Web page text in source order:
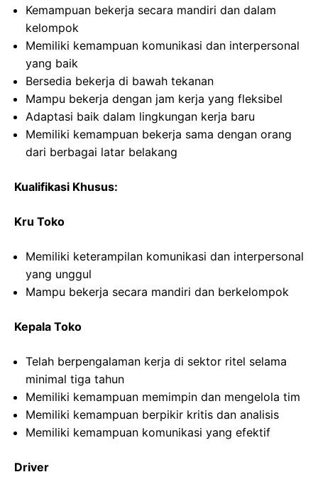
Kemampuan bekerja secara mandiri dan dalam
kelompok
Memiliki kemampuan komunikasi dan interpersonal
yang baik
Bersedia bekerja di bawah tekanan
Mampu bekerja dengan jam kerja yang fleksibel
Adaptasi baik dalam lingkungan kerja baru
Memiliki kemampuan bekerja sama dengan orang
dari berbagai latar belakang
Kualifikasi Khusus:
Kru Toko
Memiliki keterampilan komunikasi dan interpersonal
yang unggul
Mampu bekerja secara mandiri dan berkelompok
Kepala Toko
Telah berpengalaman kerja di sektor ritel selama
minimal tiga tahun
Memiliki kemampuan memimpin dan mengelola tim
Memiliki kemampuan berpikir kritis dan analisis
Memiliki kemampuan komunikasi yang efektif
Driver